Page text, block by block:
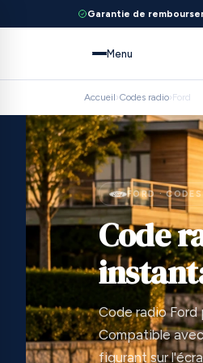
Garantie de
Menu
Accueil›Codes radio›Ford
FORD ·
Code
Code radio Ford
Compatible
figurant sur